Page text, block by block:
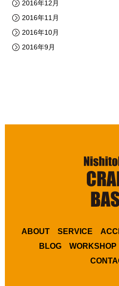
2016年12月
2016年11月
2016年10月
2016年9月
ABOUT SERVICE
BLOG
WORKSHOP